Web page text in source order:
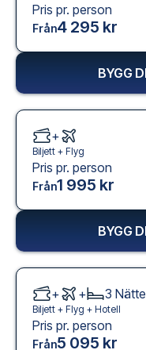
Pris pr. person
Från4 295 kr
BYGG
+
Biljett + Flyg
Pris pr. person
Från1 995 kr
BYGG
+ + 3
Biljett + Flyg + Hotell
Pris pr. person
Från5 095 kr